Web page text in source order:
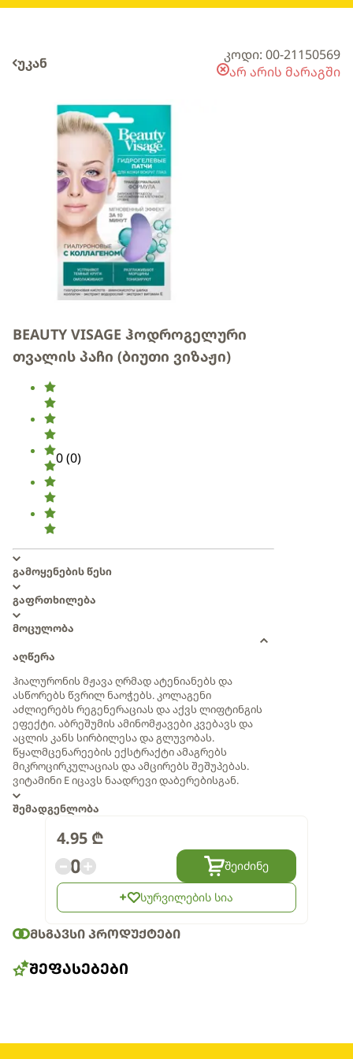
უკან
კოდი: 00-21150569
არ არის მარაგში
BEAUTY VISAGE ჰოდროგელური
თვალის პაჩი (ბიუთი ვიზაჟი)
0(0)
გამოყენების წესი
გაფრთხილება
მოცულობა
აღწერა
ჰიალურონის მჟავა ღრმად ატენიანებს და
ასწორებს წვრილ ნაოჭებს. კოლაგენი
აძლიერებს რეგენერაციას და აქვს ლიფტინგის
ეფექტი. აბრეშუმის ამინომჟავები კვებავს და
აცლის კანს სირბილესა და გლუვობას.
წყალმცენარეების ექსტრაქტი ამაგრებს
მიკროცირკულაციას და ამცირებს შეშუპებას.
ვიტამინი E იცავს ნაადრევი დაბერებისგან.
შემადგენლობა
4.95 ₾
0 შეიძინე
სურვილების სია
ᲛᲡᲒᲐᲕᲡᲘ ᲞᲠᲝᲓᲣᲥᲢᲔᲑᲘ
ᲨᲔᲤᲐᲡᲔᲑᲔᲑᲘ